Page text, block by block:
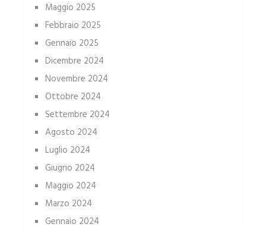
Maggio 2025
Febbraio 2025
Gennaio 2025
Dicembre 2024
Novembre 2024
Ottobre 2024
Settembre 2024
Agosto 2024
Luglio 2024
Giugno 2024
Maggio 2024
Marzo 2024
Gennaio 2024